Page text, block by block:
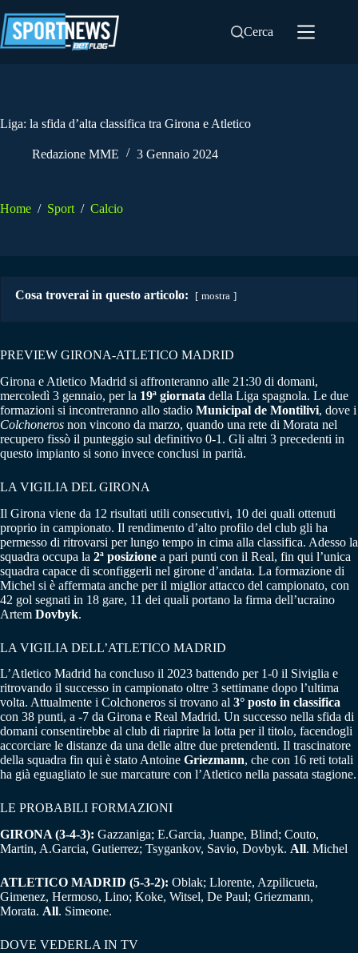
al
contenuto
Cerca
Liga: la sfida d’alta classifica tra Girona e Atletico
Redazione MME 3 Gennaio 2024
Home / Sport / Calcio
Cosa troverai in questo articolo: mostra
PREVIEW GIRONA-ATLETICO MADRID
Girona e Atletico Madrid si affronteranno alle 21:30 di domani,
mercoledì 3 gennaio, per la 19ª giornata della Liga spagnola. Le due
formazioni si incontreranno allo stadio Municipal de Montilivi, dove i
Colchoneros non vincono da marzo, quando una rete di Morata nel
recupero fissò il punteggio sul definitivo 0-1. Gli altri 3 precedenti in
questo impianto si sono invece conclusi in parità.
LA VIGILIA DEL GIRONA
Il Girona viene da 12 risultati utili consecutivi, 10 dei quali ottenuti
proprio in campionato. Il rendimento d’alto profilo del club gli ha
permesso di ritrovarsi per lungo tempo in cima alla classifica. Adesso la
squadra occupa la 2ª posizione a pari punti con il Real, fin qui l’unica
squadra capace di sconfiggerli nel girone d’andata. La formazione di
Michel si è affermata anche per il miglior attacco del campionato, con
42 gol segnati in 18 gare, 11 dei quali portano la firma dell’ucraino
Artem Dovbyk.
LA VIGILIA DELL’ATLETICO MADRID
L’Atletico Madrid ha concluso il 2023 battendo per 1-0 il Siviglia e
ritrovando il successo in campionato oltre 3 settimane dopo l’ultima
volta. Attualmente i Colchoneros si trovano al 3° posto in classifica
con 38 punti, a -7 da Girona e Real Madrid. Un successo nella sfida di
domani consentirebbe al club di riaprire la lotta per il titolo, facendogli
accorciare le distanze da una delle altre due pretendenti. Il trascinatore
della squadra fin qui è stato Antoine Griezmann, che con 16 reti totali
ha già eguagliato le sue marcature con l’Atletico nella passata stagione.
LE PROBABILI FORMAZIONI
GIRONA (3-4-3): Gazzaniga; E.Garcia, Juanpe, Blind; Couto,
Martin, A.Garcia, Gutierrez; Tsygankov, Savio, Dovbyk. All. Michel
ATLETICO MADRID (5-3-2): Oblak; Llorente, Azpilicueta,
Gimenez, Hermoso, Lino; Koke, Witsel, De Paul; Griezmann,
Morata. All. Simeone.
DOVE VEDERLA IN TV